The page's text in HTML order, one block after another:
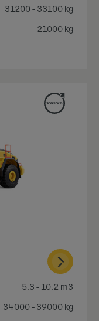
31200 - 33100 kg
21000 kg
5.3 - 10.2 m3
34000 - 39000 kg